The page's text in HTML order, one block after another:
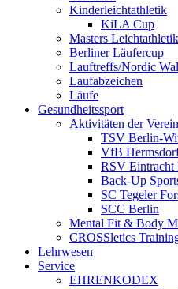
Kinderleichtathletik
KiLA Cup
Masters Leichtathletik
Berliner Läufercup
Lauftreffs/Nordic
Laufabzeichen
Läufe
Gesundheitssport
Aktivitäten der
TSV Berlin-
VfB
RSV Eintracht
Back-Up
SC Tegeler
SCC Berlin
Mental Fit & Body
CROSSletics
Lehrwesen
Service
EHRENKODEX